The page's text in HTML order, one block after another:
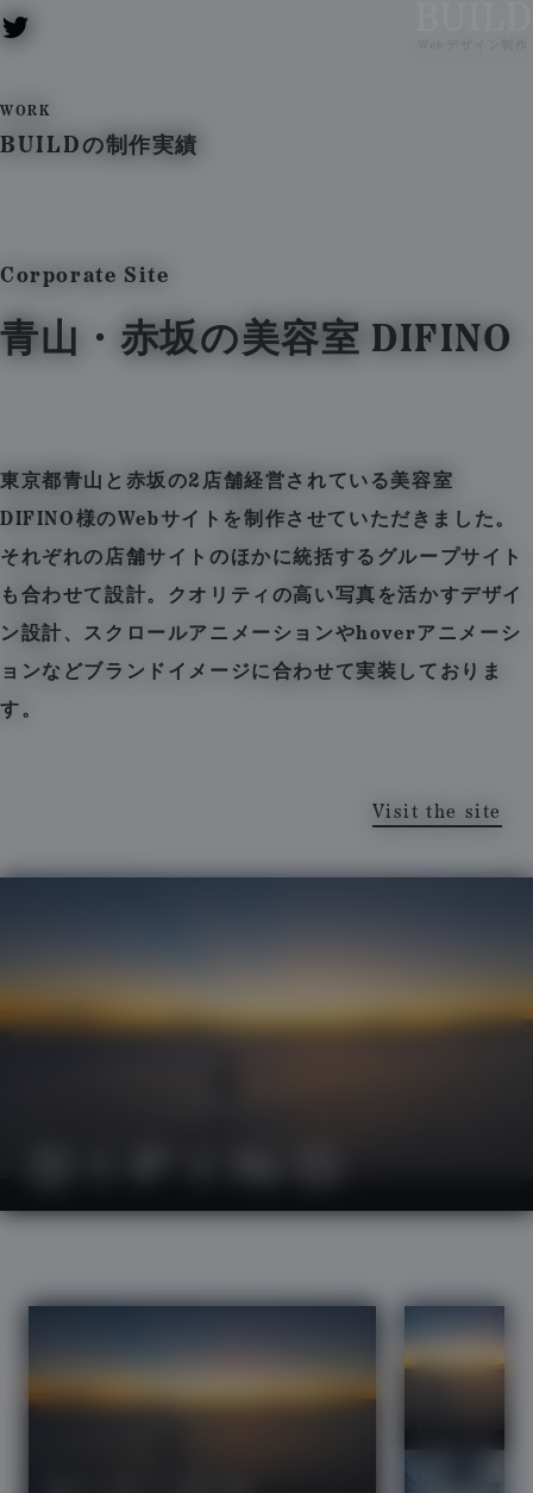
WORK
BUILDの制作実績
Corporate Site
青山・赤坂の美容室 DIFINO
東京都青山と赤坂の2店舗経営されている美容室
DIFINO様のWebサイトを制作させていただきました。
それぞれの店舗サイトのほかに統括するグループサイト
も合わせて設計。クオリティの高い写真を活かすデザイ
ン設計、スクロールアニメーションやhoverアニメーシ
ョンなどブランドイメージに合わせて実装しておりま
す。
Visit the site